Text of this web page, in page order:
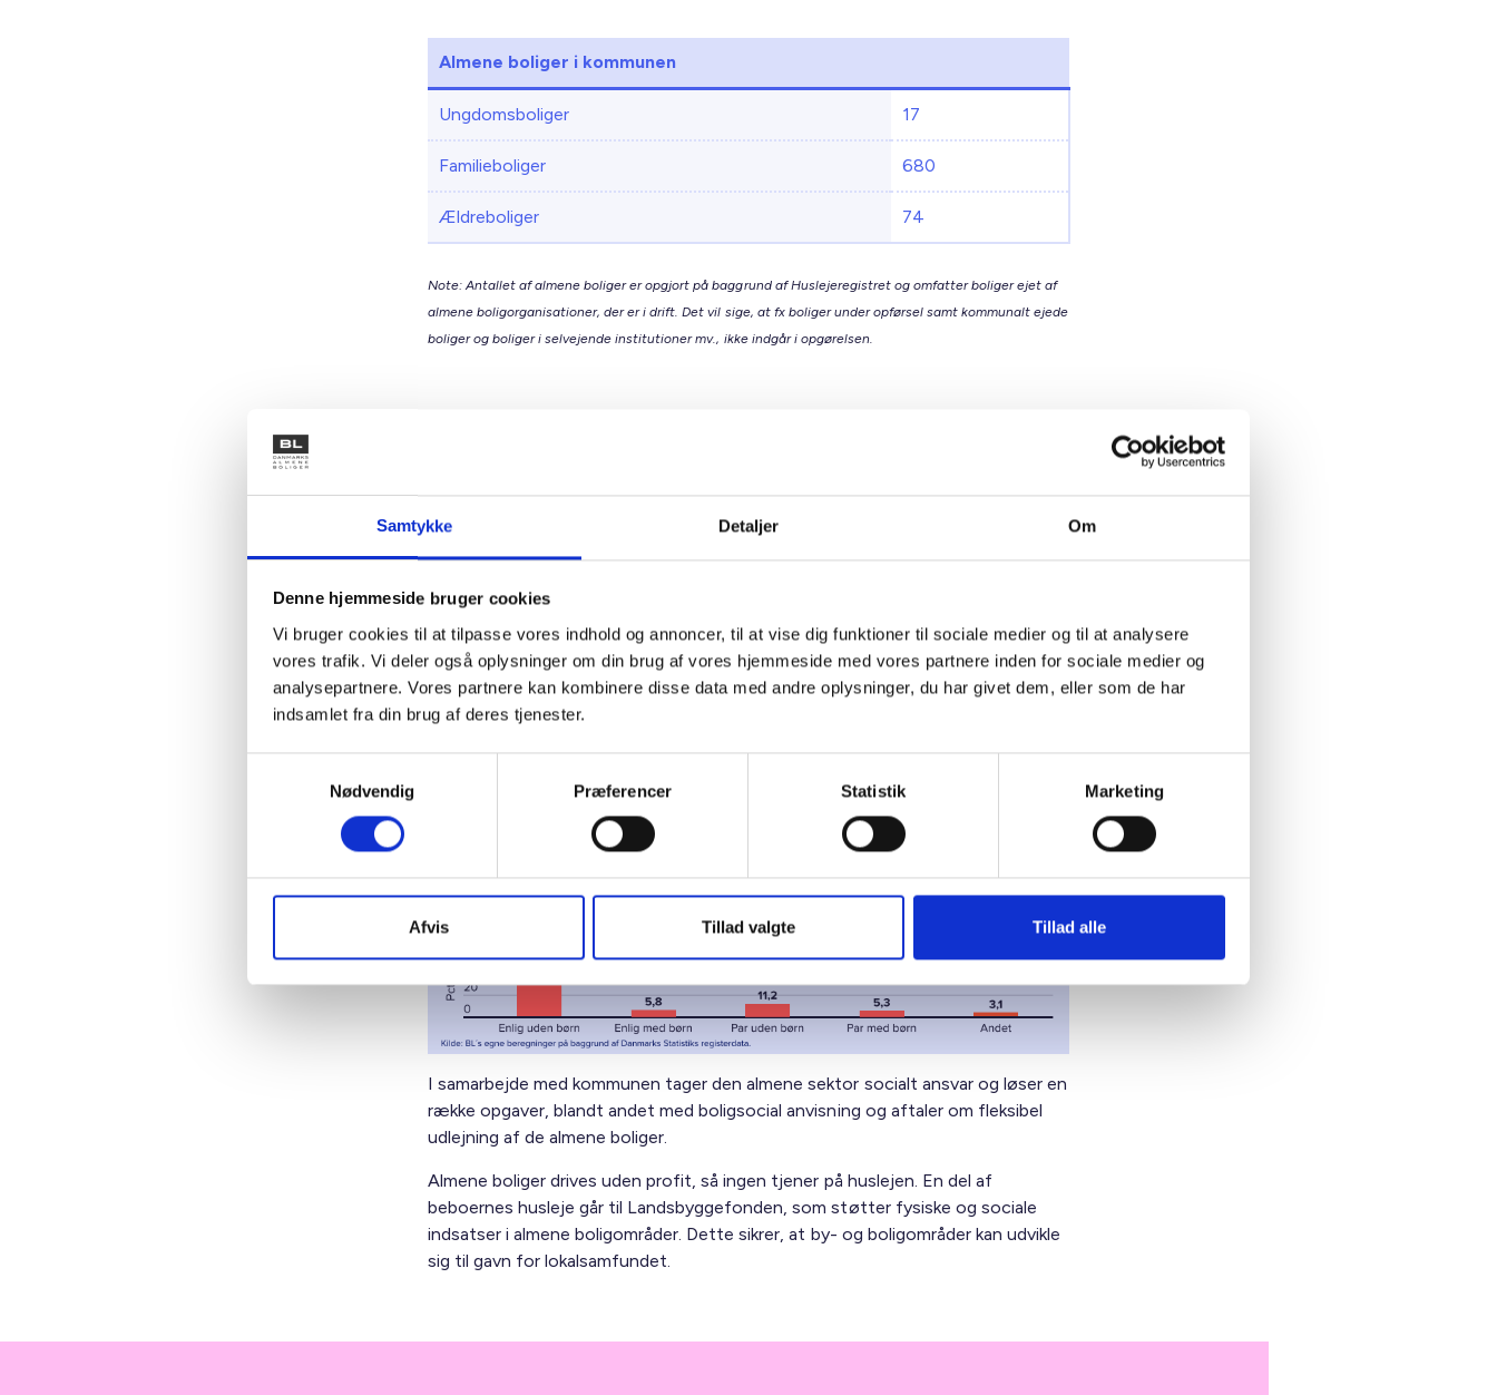
Samtykke Detaljer Om
Denne hjemmeside bruger cookies
Vi bruger cookies til at tilpasse vores indhold og annoncer, til at vise dig funktioner til sociale medier og til at analysere
vores trafik. Vi deler også oplysninger om din brug af vores hjemmeside med vores partnere inden for sociale medier og
analysepartnere. Vores partnere kan kombinere disse data med andre oplysninger, du har givet dem, eller som de har
indsamlet fra din brug af deres tjenester.
Nødvendig
Præferencer Statistik Marketing
Afvis Tillad valgte Tillad alle
Almene boliger i kommunen
Ungdomsboliger 17
Familieboliger 680
Ældreboliger 74
Note: Antallet af almene boliger er opgjort på baggrund af Huslejeregistret og omfatter boliger ejet af
almene boligorganisationer, der er i drift. Det vil sige, at fx boliger under opførsel samt kommunalt ejede
boliger og boliger i selvejende institutioner mv., ikke indgår i opgørelsen.
understøtter sektoren byudviklingen og sørger for boliger til alle i livets
Når man flytter til en ny kommune.
Når boligbehovet bliver et andet.
Det kan være seniorboliger, bofællesskaber, ungdomsboliger og familieboliger,
som matcher mennesker, der hvor de er i livet. Et varieret boligudbud gør det
Familietyper i de almene boliger i kommunen
I samarbejde med kommunen tager den almene sektor socialt ansvar og løser en
række opgaver, blandt andet med boligsocial anvisning og aftaler om fleksibel
udlejning af de almene boliger.
Almene boliger drives uden profit, så ingen tjener på huslejen. En del af
beboernes husleje går til Landsbyggefonden, som støtter fysiske og sociale
indsatser i almene boligområder. Dette sikrer, at by- og boligområder kan udvikle
sig til gavn for lokalsamfundet.